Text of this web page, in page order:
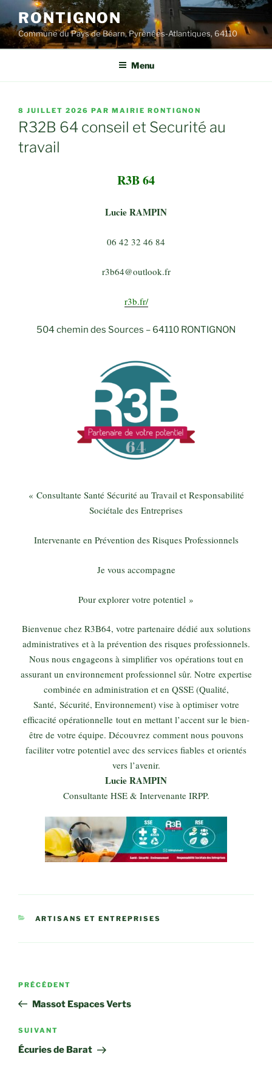
au
contenu
principal
RONTIGNON
Commune du Pays de Béarn, Pyrénées-Atlantiques, 64110
Menu
PUBLIÉ
LE
8 JUILLET 2026 PAR MAIRIE RONTIGNON
R32B 64 conseil et Securité au
travail
R3B 64
Lucie RAMPIN
06 42 32 46 84
r3b64@outlook.fr
r3b.fr/
504 chemin des Sources – 64110 RONTIGNON
« Consultante Santé Sécurité au Travail et Responsabilité
Sociétale des Entreprises
Intervenante en Prévention des Risques Professionnels
Je vous accompagne
Pour explorer votre potentiel »
Bienvenue chez R3B64, votre partenaire dédié aux solutions
administratives et à la prévention des risques professionnels.
Nous nous engageons à simplifier vos opérations tout en
assurant un environnement professionnel sûr. Notre expertise
combinée en administration et en QSSE (Qualité,
Santé, Sécurité, Environnement) vise à optimiser votre
efficacité opérationnelle tout en mettant l’accent sur le bien-
être de votre équipe. Découvrez comment nous pouvons
faciliter votre potentiel avec des services fiables et orientés
vers l’avenir.
Lucie RAMPIN
Consultante HSE & Intervenante IRPP.
CATÉGORIES
ARTISANS ET ENTREPRISES
Navigation
l’article
Article
précédent
PRÉCÉDENT
Massot Espaces Verts
Article
suivant
SUIVANT
Écuries de Barat